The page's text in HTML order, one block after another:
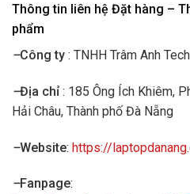
Thông tin liên hệ Đặt hàng –
phẩm
–Công ty : TNHH Trâm Anh
–Địa chỉ : 185 Ông Ích Khiêm,
Hải Châu, Thành phố Đà Nẵng
–Website: https://
–Fanpage: